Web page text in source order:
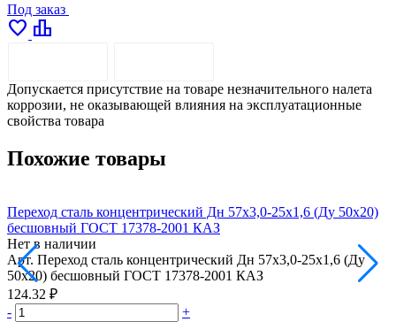
Под заказ
favorite leaderboard
Допускается присутствие на товаре незначительного налета
коррозии, не оказывающей влияния на эксплуатационные
свойства товара
Похожие товары
Переход сталь концентрический Дн 57х3,0-25х1,6 (Ду 50х20)
бесшовный ГОСТ 17378-2001 КАЗ
Нет в наличии
Арт. Переход сталь концентрический Дн 57х3,0-25х1,6 (Ду
50х20) бесшовный ГОСТ 17378-2001 КАЗ
124.32 ₽
-
+